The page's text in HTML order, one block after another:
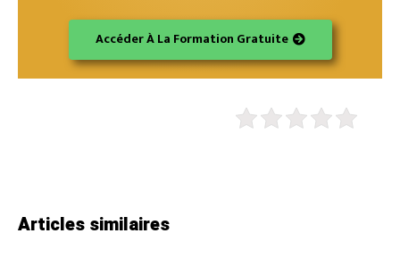
Accéder À La Formation Gratuite
Articles similaires